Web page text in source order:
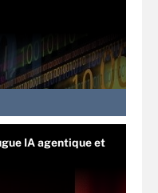
IA agentique et